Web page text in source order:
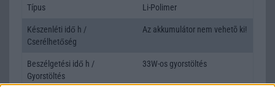
Típus Li-Polimer
Készenléti idő h /
Cserélhetőség
Az akkumulátor nem vehetõ ki!
Beszélgetési idő h /
Gyorstöltés
33W-os gyorstöltés